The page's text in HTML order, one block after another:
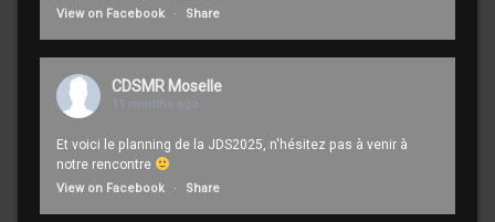
View on Facebook · Share
CDSMR Moselle
11 months ago
Et voici le planning de la JDS2025, n'hésitez pas à venir à
notre rencontre
View on Facebook · Share